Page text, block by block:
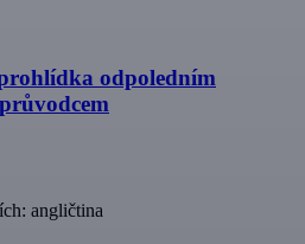
odpoledním
angličtina